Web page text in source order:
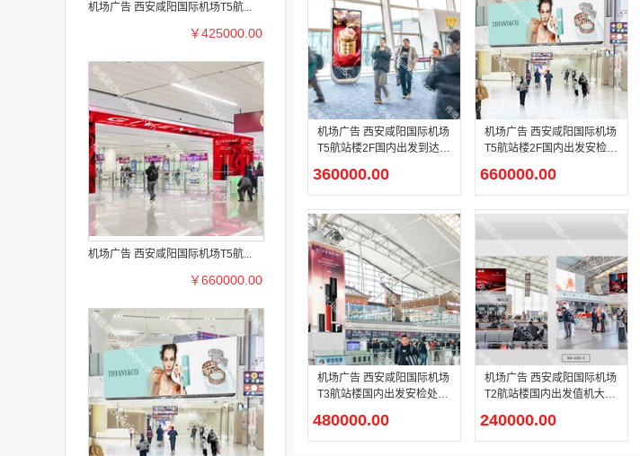
机场广告 西安咸阳国际机场T5航...
￥425000.00
机场广告 西安咸阳国际机场T5航...
￥660000.00
机场广告 西安咸阳国际机场
T5航站楼2F国内出发到达混
屏广告
360000.00
机场广告 西安咸阳国际机场
T5航站楼2F国内出发安检后
660000.00
机场广告 西安咸阳国际机场
T3航站楼国内出发安检处包
480000.00
机场广告 西安咸阳国际机场
T2航站楼国内出发值机大厅
240000.00